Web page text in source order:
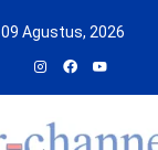
09 Agustus, 2026